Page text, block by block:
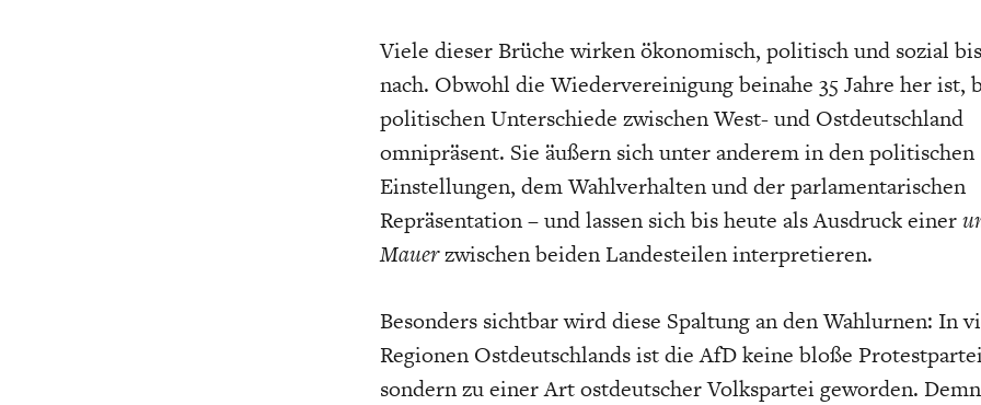
DEUTSCHLAND UND DIE
DIGITALISIERUNG
DAS POST-
ZEITALTER
MAKROTHEK
Viele dieser Brüche wirken ökonomisch, politisch und sozial
nach. Obwohl die Wiedervereinigung beinahe 35 Jahre her ist,
politischen Unterschiede zwischen West- und Ostdeutschland
omnipräsent. Sie äußern sich unter anderem in den politischen
Einstellungen, dem Wahlverhalten und der parlamentarischen
Repräsentation – und lassen sich bis heute als Ausdruck einer
Mauerzwischen beiden Landesteilen interpretieren.
Besonders sichtbar wird diese Spaltung an den Wahlurnen: In
Regionen Ostdeutschlands ist die AfD keine bloße
sondern zu einer Art ostdeutscher Volkspartei geworden.